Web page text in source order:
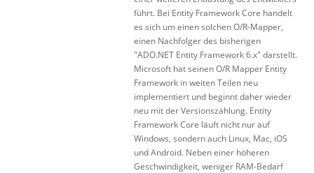
führt. Bei Entity Framework Core handelt
es sich um einen solchen O/R-Mapper,
einen Nachfolger des bisherigen
"ADO.NET Entity Framework 6.x" darstellt.
Microsoft hat seinen O/R Mapper Entity
Framework in weiten Teilen neu
implementiert und beginnt daher wieder
neu mit der Versionszählung. Entity
Framework Core läuft nicht nur auf
Windows, sondern auch Linux, Mac, iOS
und Android. Neben einer höheren
Geschwindigkeit, weniger RAM-Bedarf